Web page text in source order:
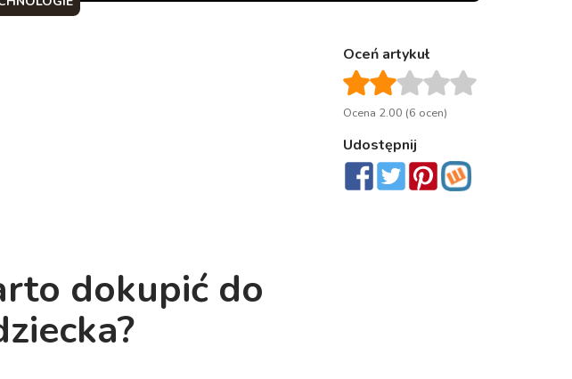
dokupić do
Oceń artykuł
Ocena 2.00 (6 ocen)
Udostępnij